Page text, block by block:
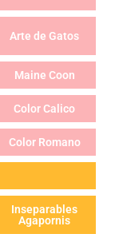
Arte de Gatos
Maine Coon
Color Calico
Color Romano
Inseparables
Agapornis